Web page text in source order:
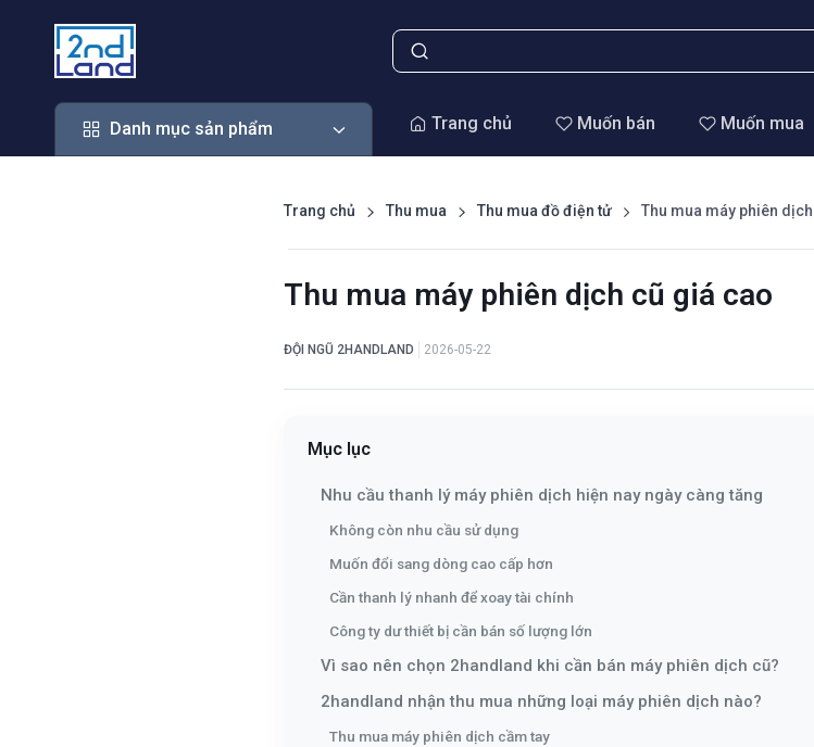
Danh mục sản phẩm
Danh mục sản phẩm Trang chủ Muốn bán Muốn mua
Trang chủ Thu mua Thu mua đồ điện tử Thu mua máy phiên dịch
Thu mua máy phiên dịch cũ giá cao
ĐỘI NGŨ 2HANDLAND 2026-05-22
Mục lục
Nhu cầu thanh lý máy phiên dịch hiện nay ngày càng tăng
Không còn nhu cầu sử dụng
Muốn đổi sang dòng cao cấp hơn
Cần thanh lý nhanh để xoay tài chính
Công ty dư thiết bị cần bán số lượng lớn
Vì sao nên chọn 2handland khi cần bán máy phiên dịch cũ?
2handland nhận thu mua những loại máy phiên dịch nào?
Thu mua máy phiên dịch cầm tay